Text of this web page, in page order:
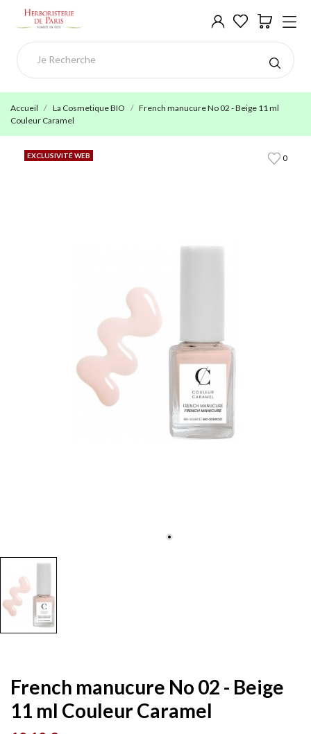
Accueil La Cosmetique BIO
French manucure No 02 - Beige 11 ml
Couleur Caramel
0
EXCLUSIVITÉ WEB
French manucure No 02 - Beige
11 ml Couleur Caramel